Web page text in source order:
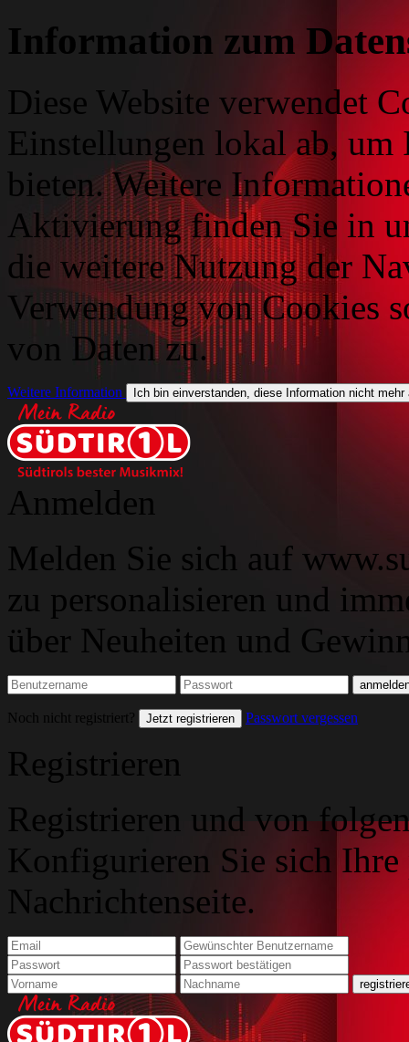
Information zum
Diese Website verwendet
Einstellungen lokal ab, um
bieten. Weitere
Aktivierung finden Sie in
die weitere Nutzung der
Verwendung von Cookies
von Daten zu.
Weitere Information Ich bin einverstanden, diese Information nicht mehr
Anmelden
Melden Sie sich auf
zu personalisieren und
über Neuheiten und
Noch nicht registriert? Jetzt registrieren Passwort vergessen
Registrieren
Registrieren und von
Konfigurieren Sie sich
Nachrichtenseite.